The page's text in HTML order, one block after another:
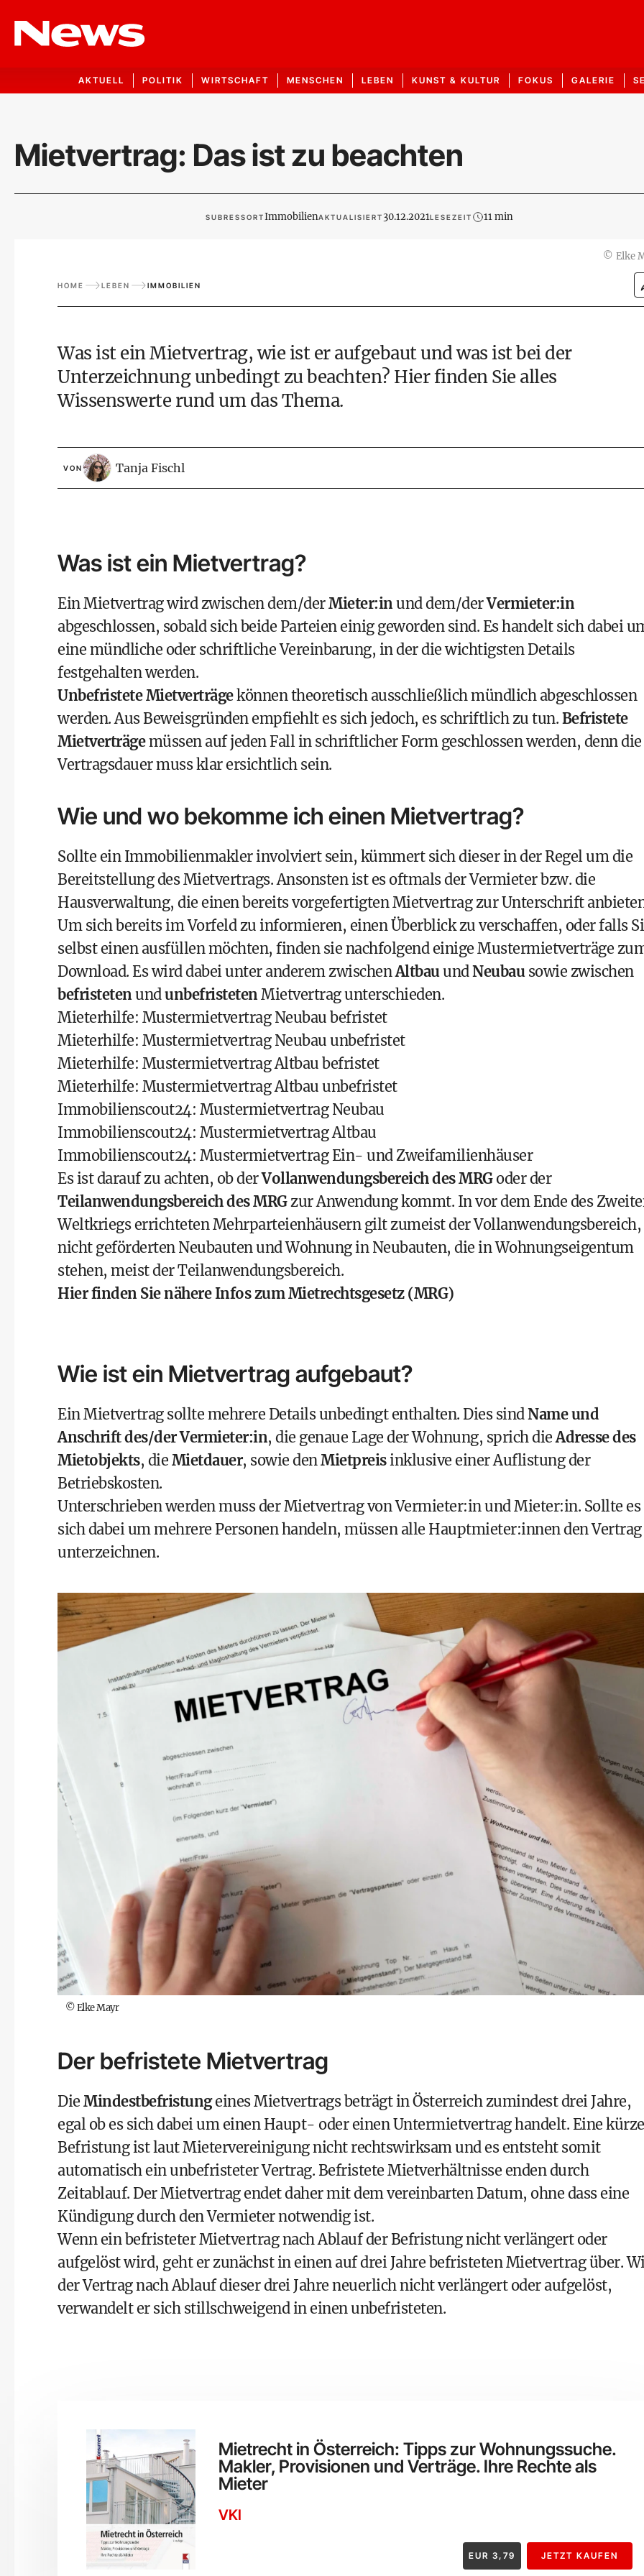
AKTUELL POLITIK WIRTSCHAFT MENSCHEN LEBEN KUNST & KULTUR FOKUS GALERIE
Mietvertrag: Das ist zu beachten
SUBRESSORTImmobilienAKTUALISIERT 30.12.2021LESEZEIT 11 min
© Elke
HOME LEBEN IMMOBILIEN
Was ist ein Mietvertrag, wie ist er aufgebaut und was ist bei der
Unterzeichnung unbedingt zu beachten? Hier finden Sie alles
Wissenswerte rund um das Thema.
VON Tanja Fischl
Was ist ein Mietvertrag?
Ein Mietvertrag wird zwischen dem/derMieter:in und dem/derVermieter:in
abgeschlossen, sobald sich beide Parteien einig geworden sind. Es handelt sich dabei
eine mündliche oder schriftliche Vereinbarung, in der die wichtigsten Details
festgehalten werden.
Unbefristete Mietverträgekönnen theoretisch ausschließlich mündlich abgeschlossen
werden. Aus Beweisgründen empfiehlt es sich jedoch, es schriftlich zu tun. Befristete
Mietverträgemüssen auf jeden Fall in schriftlicher Form geschlossen werden, denn die
Vertragsdauer muss klar ersichtlich sein.
Wie und wo bekomme ich einen Mietvertrag?
Sollte ein Immobilienmaklerinvolviert sein, kümmert sich dieser in der Regel um die
Bereitstellung des Mietvertrags. Ansonsten ist es oftmals der Vermieter bzw. die
Hausverwaltung, die einen bereits vorgefertigten Mietvertrag zur Unterschrift
Um sich bereits im Vorfeld zu informieren, einen Überblick zu verschaffen, oder falls
selbst einen ausfüllen möchten, finden sie nachfolgend einige Mustermietverträge
Download. Es wird dabei unter anderem zwischenAltbauundNeubausowie zwischen
befristeten undunbefristeten Mietvertrag unterschieden.
Mieterhilfe: Mustermietvertrag Neubau befristet
Mieterhilfe: Mustermietvertrag Neubau unbefristet
Mieterhilfe: Mustermietvertrag Altbau befristet
Mieterhilfe: Mustermietvertrag Altbau unbefristet
Immobilienscout24: Mustermietvertrag Neubau
Immobilienscout24: Mustermietvertrag Altbau
Immobilienscout24: Mustermietvertrag Ein- und Zweifamilienhäuser
Es ist darauf zu achten, ob derVollanwendungsbereich des MRGoder der
Teilanwendungsbereich des MRGzur Anwendung kommt. In vor dem Ende des
Weltkriegs errichteten Mehrparteienhäusern gilt zumeist der
nicht geförderten Neubauten und Wohnung in Neubauten, die in Wohnungseigentum
stehen, meist der Teilanwendungsbereich.
Hier finden Sie nähere Infos zumMietrechtsgesetz (MRG)
Wie ist ein Mietvertrag aufgebaut?
Ein Mietvertrag sollte mehrere Details unbedingt enthalten. Dies sindName und
Anschrift des/der Vermieter:in, die genaue Lage der Wohnung, sprich dieAdresse des
Mietobjekts, die Mietdauer, sowie denMietpreisinklusive einer Auflistung der
Betriebskosten.
Unterschrieben werden muss der Mietvertrag von Vermieter:in und Mieter:in. Sollte es
sich dabei um mehrere Personen handeln, müssen alle Hauptmieter:innen den Vertrag
unterzeichnen.
©Elke Mayr
Der befristete Mietvertrag
Die Mindestbefristungeines Mietvertrags beträgt in Österreich zumindest drei Jahre,
egal ob es sich dabei um einen Haupt- oder einen Untermietvertrag handelt. Eine
Befristung ist laut Mietervereinigungnicht rechtswirksam und es entsteht somit
automatisch ein unbefristeter Vertrag. Befristete Mietverhältnisse enden durch
Zeitablauf. Der Mietvertrag endet daher mit dem vereinbarten Datum, ohne dass eine
Kündigung durch den Vermieter notwendig ist.
Wenn ein befristeter Mietvertrag nach Ablauf der Befristung nicht verlängert oder
aufgelöst wird, geht er zunächst in einen auf drei Jahre befristeten Mietvertrag über.
der Vertrag nach Ablauf dieser drei Jahre neuerlich nicht verlängert oder aufgelöst,
verwandelt er sich stillschweigend in einen unbefristeten.
Mietrecht in Österreich: Tipps zur Wohnungssuche.
Makler, Provisionen und Verträge. Ihre Rechte als
Mieter
VKI
EUR 3,79 JETZT KAUFEN